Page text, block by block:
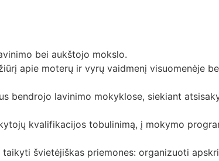
bei aukštojo mokslo.
apie moterų ir vyrų vaidmenį visuomenėje
bendrojo lavinimo mokyklose, siekiant
kvalifikacijos tobulinimą, į mokymo
švietėjiškas priemones: organizuoti